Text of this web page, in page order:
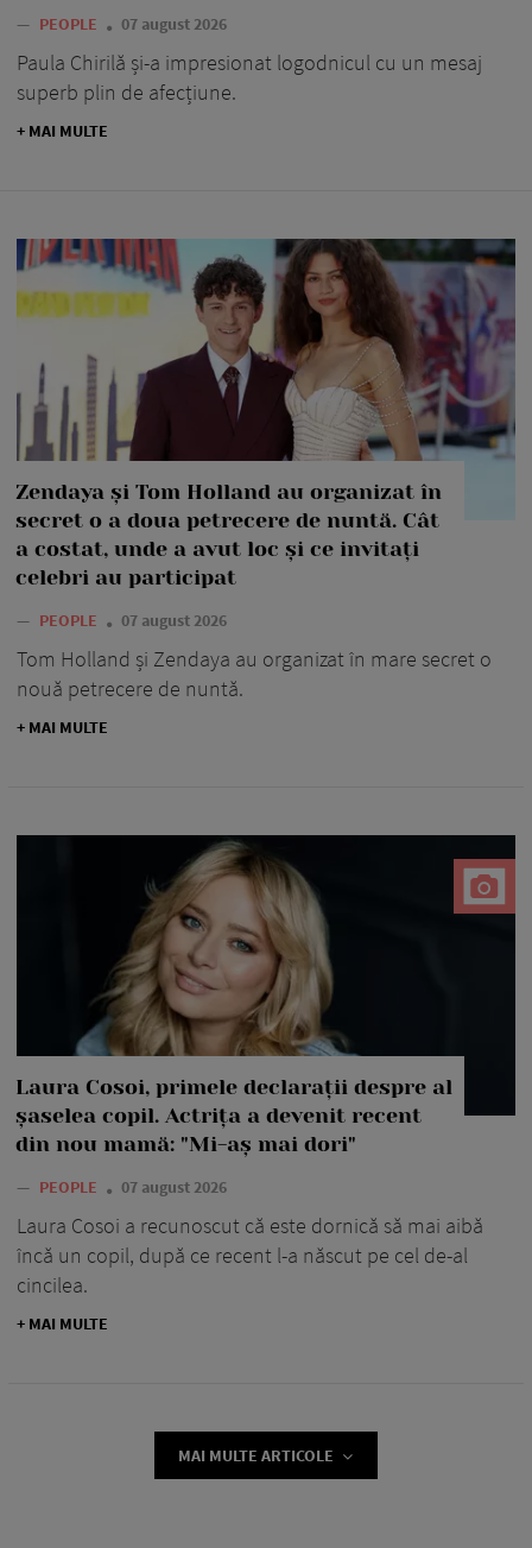
— PEOPLE 07 august 2026
Paula Chirilă și-a impresionat logodnicul cu un mesaj
superb plin de afecțiune.
+ MAI MULTE
Zendaya și Tom Holland au organizat în
secret o a doua petrecere de nuntă. Cât
a costat, unde a avut loc și ce invitați
celebri au participat
— PEOPLE 07 august 2026
Tom Holland și Zendaya au organizat în mare secret o
nouă petrecere de nuntă.
+ MAI MULTE
Laura Cosoi, primele declarații despre al
șaselea copil. Actrița a devenit recent
din nou mamă: "Mi-aș mai dori"
— PEOPLE 07 august 2026
Laura Cosoi a recunoscut că este dornică să mai aibă
încă un copil, după ce recent l-a născut pe cel de-al
cincilea.
+ MAI MULTE
MAI MULTE ARTICOLE